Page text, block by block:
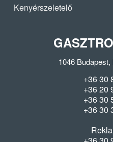
Kenyérszeletelő
1046
+36 30
+36 20
+36 30
+36 30